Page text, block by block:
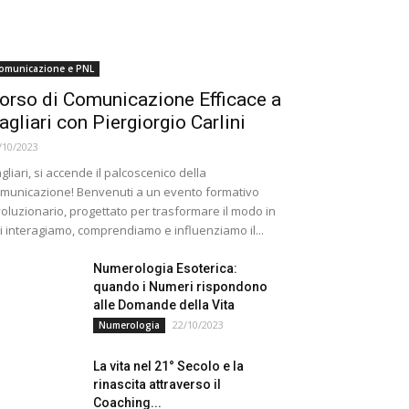
e PNL
di Comunicazione Efficace a
con Piergiorgio Carlini
2023
si accende il palcoscenico della
Benvenuti a un evento formativo
progettato per trasformare il modo in
interagiamo, comprendiamo e influenziamo il...
Numerologia Esoterica:
quando i Numeri rispondono
alle Domande della Vita
Numerologia 22/10/2023
La vita nel 21° Secolo e la
rinascita attraverso il
Coaching...